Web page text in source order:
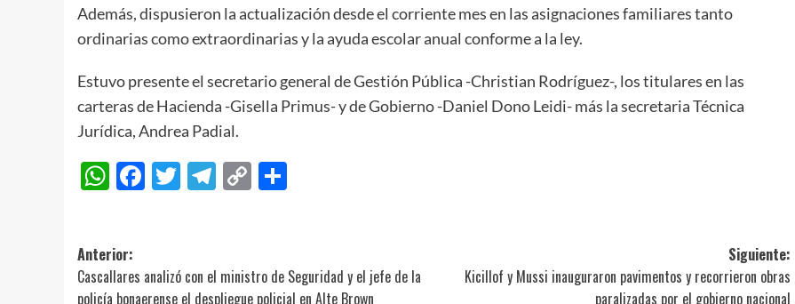
Además, dispusieron la actualización desde el corriente mes en las asignaciones familiares tanto
ordinarias como extraordinarias y la ayuda escolar anual conforme a la ley.
Estuvo presente el secretario general de Gestión Pública -Christian Rodríguez-, los titulares en las
carteras de Hacienda -Gisella Primus- y de Gobierno -Daniel Dono Leidi- más la secretaria Técnica
Jurídica, Andrea Padial.
WhatsApp
Facebook
Twitter
Telegram
Copy
Navegación
de
Anterior:
Cascallares analizó con el ministro de Seguridad y el jefe de la
policía bonaerense el despliegue policial en Alte Brown
Siguiente:
Kicillof y Mussi inauguraron pavimentos y recorrieron obras
paralizadas por el gobierno nacional